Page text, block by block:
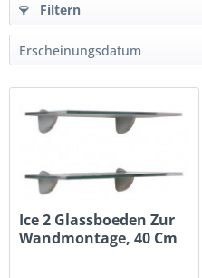
Filtern
Ice 2 Glassboeden Zur
Wandmontage, 40 Cm